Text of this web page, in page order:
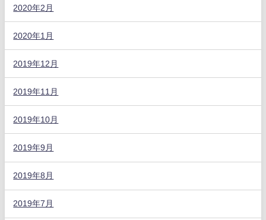
2020年2月
2020年1月
2019年12月
2019年11月
2019年10月
2019年9月
2019年8月
2019年7月